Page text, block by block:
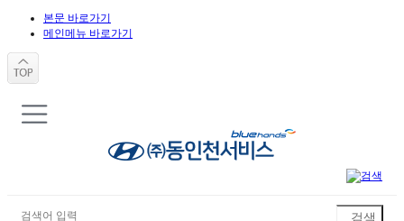
본문 바로가기
메인메뉴 바로가기